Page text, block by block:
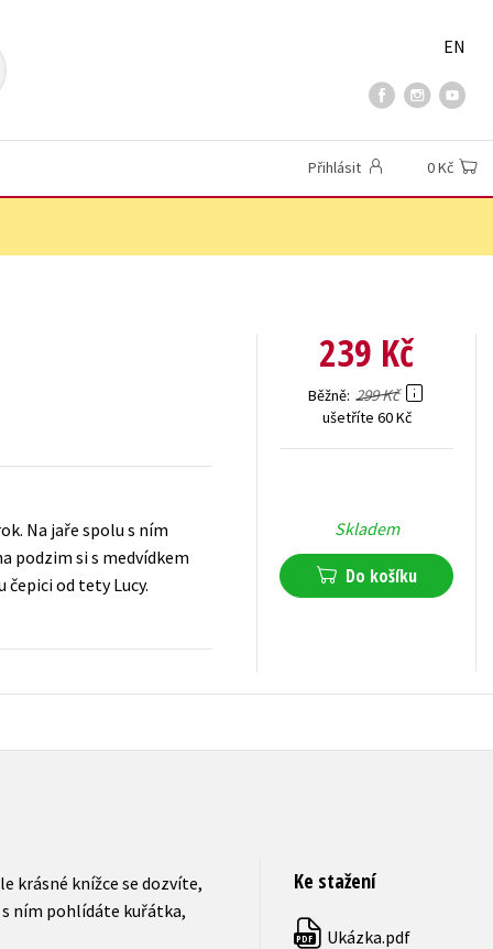
EN
Přihlásit 0 Kč
Na jaře spolu s ním
podzim si s medvídkem
od tety Lucy.
239 Kč
Běžně 299 Kč
ušetříte 60 Kč
Skladem
Do košíku
krásné knížce se dozvíte,
ním pohlídáte kuřátka,
Ke stažení
PDF Ukázka.pdf